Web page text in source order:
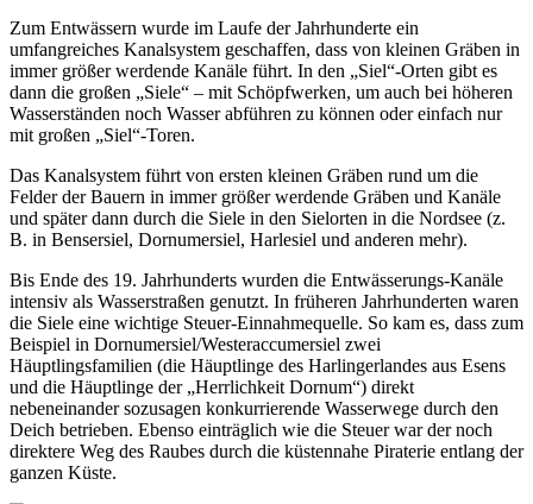
Zum Entwässern wurde im Laufe der Jahrhunderte ein
umfangreiches Kanalsystem geschaffen, dass von kleinen Gräben in
immer größer werdende Kanäle führt. In den „Siel“-Orten gibt es
dann die großen „Siele“ – mit Schöpfwerken, um auch bei höheren
Wasserständen noch Wasser abführen zu können oder einfach nur
mit großen „Siel“-Toren.
Das Kanalsystem führt von ersten kleinen Gräben rund um die
Felder der Bauern in immer größer werdende Gräben und Kanäle
und später dann durch die Siele in den Sielorten in die Nordsee (z.
B. in Bensersiel, Dornumersiel, Harlesiel und anderen mehr).
Bis Ende des 19. Jahrhunderts wurden die Entwässerungs-Kanäle
intensiv als Wasserstraßen genutzt. In früheren Jahrhunderten waren
die Siele eine wichtige Steuer-Einnahmequelle. So kam es, dass zum
Beispiel in Dornumersiel/Westeraccumersiel zwei
Häuptlingsfamilien (die Häuptlinge des Harlingerlandes aus Esens
und die Häuptlinge der „Herrlichkeit Dornum“) direkt
nebeneinander sozusagen konkurrierende Wasserwege durch den
Deich betrieben. Ebenso einträglich wie die Steuer war der noch
direktere Weg des Raubes durch die küstennahe Piraterie entlang der
ganzen Küste.